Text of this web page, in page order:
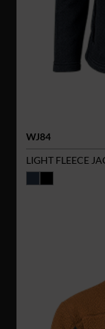
WJ84
LIGHT FLEECE